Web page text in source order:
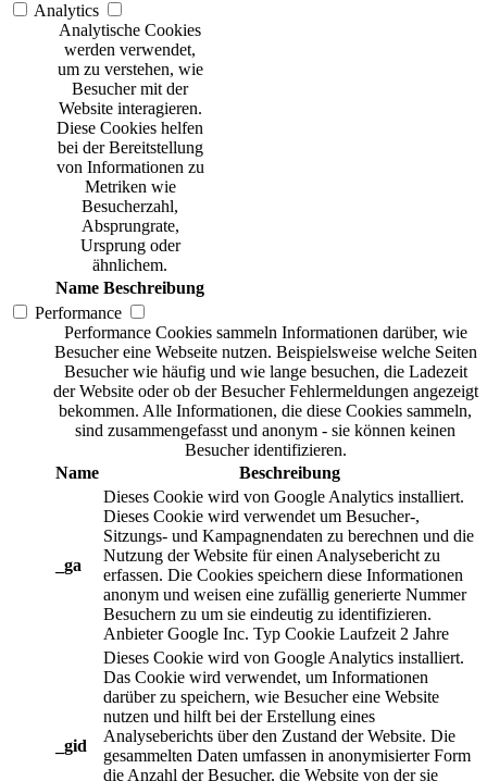
Analytics
Analytische Cookies
werden verwendet,
um zu verstehen, wie
Besucher mit der
Website interagieren.
Diese Cookies helfen
bei der Bereitstellung
von Informationen zu
Metriken wie
Besucherzahl,
Absprungrate,
Ursprung oder
ähnlichem.
Name Beschreibung
Performance
Performance Cookies sammeln Informationen darüber, wie
Besucher eine Webseite nutzen. Beispielsweise welche Seiten
Besucher wie häufig und wie lange besuchen, die Ladezeit
der Website oder ob der Besucher Fehlermeldungen angezeigt
bekommen. Alle Informationen, die diese Cookies sammeln,
sind zusammengefasst und anonym - sie können keinen
Besucher identifizieren.
Name
Beschreibung
_ga
Dieses Cookie wird von Google Analytics installiert.
Dieses Cookie wird verwendet um Besucher-,
Sitzungs- und Kampagnendaten zu berechnen und die
Nutzung der Website für einen Analysebericht zu
erfassen. Die Cookies speichern diese Informationen
anonym und weisen eine zufällig generierte Nummer
Besuchern zu um sie eindeutig zu identifizieren.
Anbieter Google Inc. Typ Cookie Laufzeit 2 Jahre
_gid
Dieses Cookie wird von Google Analytics installiert.
Das Cookie wird verwendet, um Informationen
darüber zu speichern, wie Besucher eine Website
nutzen und hilft bei der Erstellung eines
Analyseberichts über den Zustand der Website. Die
gesammelten Daten umfassen in anonymisierter Form
die Anzahl der Besucher, die Website von der sie